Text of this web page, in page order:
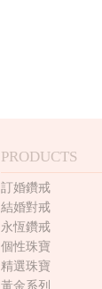
PRODUCTS
訂婚鑽戒
結婚對戒
永恆鑽戒
個性珠寶
精選珠寶
黃金系列